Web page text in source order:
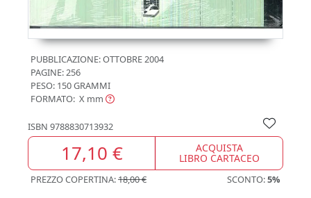
PUBBLICAZIONE:OTTOBRE 2004
PAGINE: 256
PESO: 150 GRAMMI
FORMATO: X mm
ISBN 9788830713932
17,10 € ACQUISTA
LIBRO CARTACEO
PREZZO COPERTINA:18,00 € SCONTO:5%